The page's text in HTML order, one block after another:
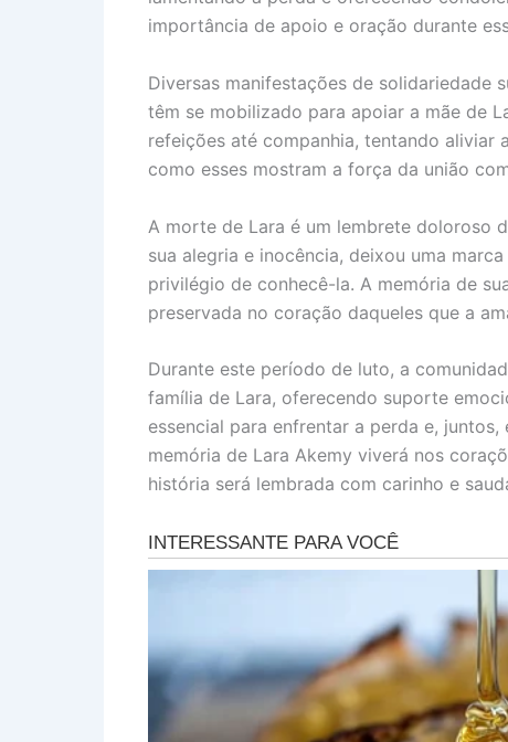
importância de apoio e oração durante
Diversas manifestações de solidariedade
têm se mobilizado para apoiar a mãe de
refeições até companhia, tentando aliviar
como esses mostram a força da união
A morte de Lara é um lembrete doloroso
sua alegria e inocência, deixou uma
privilégio de conhecê-la. A memória de
preservada no coração daqueles que a
Durante este período de luto, a
família de Lara, oferecendo suporte
essencial para enfrentar a perda e,
memória de Lara Akemy viverá nos
história será lembrada com carinho e